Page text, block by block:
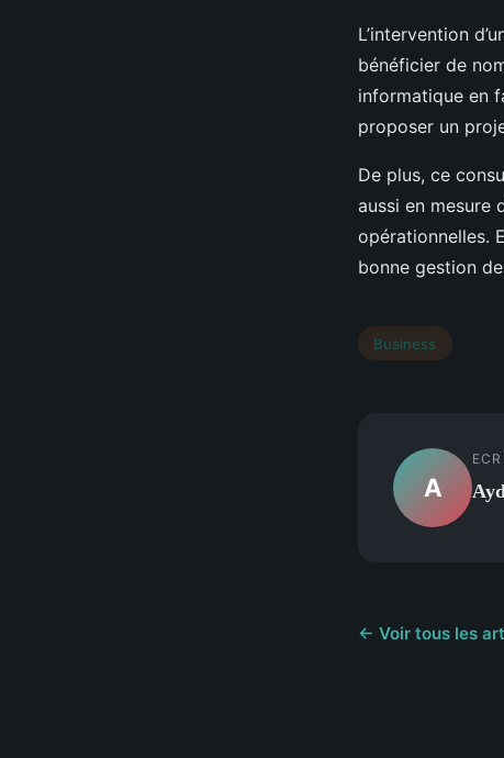
L’intervention
bénéficier de
informatique en
proposer un
De plus, ce
aussi en mesure
opérationnelles.
bonne gestion
Business
A
← Voir tous les